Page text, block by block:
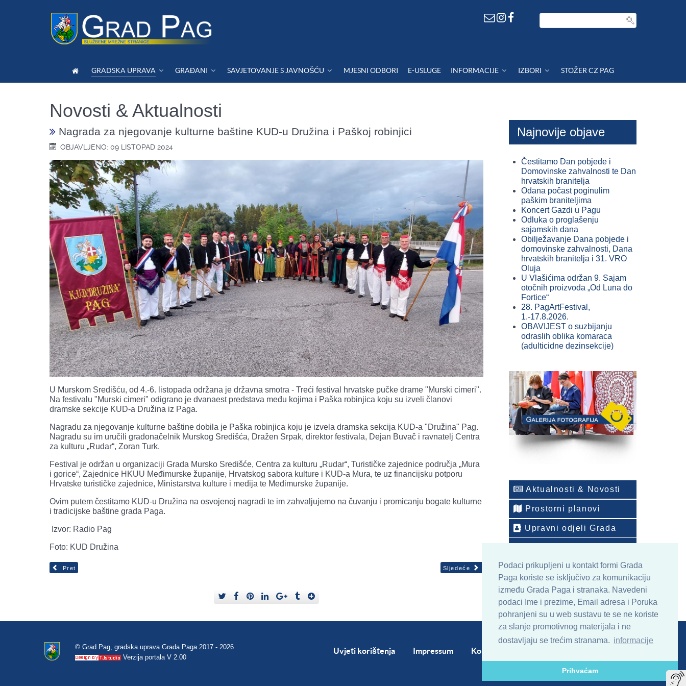
Podaci prikupljeni u kontakt formi Grada
Paga koriste se isključivo za komunikaciju
između Grada Paga i stranaka. Navedeni
podaci Ime i prezime, Email adresa i Poruka
pohranjeni su u web sustavu te se ne koriste
za slanje promotivnog materijala i ne
dostavljaju se trećim stranama. informacije
Prihvaćam
GRADSKA UPRAVA GRAĐANI SAVJETOVANJE S JAVNOŠĆU MJESNI ODBORI E-USLUGE INFORMACIJE IZBORI STOŽER CZ PAG
Novosti & Aktualnosti
Nagrada za njegovanje kulturne baštine KUD-u Družina i Paškoj robinjici
OBJAVLJENO: 09 LISTOPAD 2024
U Murskom Središću, od 4.-6. listopada održana je državna smotra - Treći festival hrvatske pučke drame "Murski cimeri".
Na festivalu "Murski cimeri" odigrano je dvanaest predstava među kojima i Paška robinjica koju su izveli članovi
dramske sekcije KUD-a Družina iz Paga.
Nagradu za njegovanje kulturne baštine dobila je Paška robinjica koju je izvela dramska sekcija KUD-a "Družina" Pag.
Nagradu su im uručili gradonačelnik Murskog Središća, Dražen Srpak, direktor festivala, Dejan Buvač i ravnatelj Centra
za kulturu „Rudar“, Zoran Turk.
Festival je održan u organizaciji Grada Mursko Središće, Centra za kulturu „Rudar“, Turističke zajednice područja „Mura
i gorice“, Zajednice HKUU Međimurske županije, Hrvatskog sabora kulture i KUD-a Mura, te uz financijsku potporu
Hrvatske turističke zajednice, Ministarstva kulture i medija te Međimurske županije.
Ovim putem čestitamo KUD-u Družina na osvojenoj nagradi te im zahvaljujemo na čuvanju i promicanju bogate kulturne
i tradicijske baštine grada Paga.
Izvor: Radio Pag
Foto: KUD Družina
Pret Sljedeće
Najnovije objave
Čestitamo Dan pobjede i
Domovinske zahvalnosti te Dan
hrvatskih branitelja
Odana počast poginulim
paškim braniteljima
Koncert Gazdi u Pagu
Odluka o proglašenju
sajamskih dana
Obilježavanje Dana pobjede i
domovinske zahvalnosti, Dana
hrvatskih branitelja i 31. VRO
Oluja
U Vlašićima održan 9. Sajam
otočnih proizvoda „Od Luna do
Fortice“
28. PagArtFestival,
1.-17.8.2026.
OBAVIJEST o suzbijanju
odraslih oblika komaraca
(adulticidne dezinsekcije)
Aktualnosti & Novosti
Prostorni planovi
Upravni odjeli Grada
ONLINE arhiv sadržaja
© Grad Pag, gradska uprava Grada Paga 2017 - 2026
Verzija portala V 2.00
Uvjeti korištenja Impressum Kontakt